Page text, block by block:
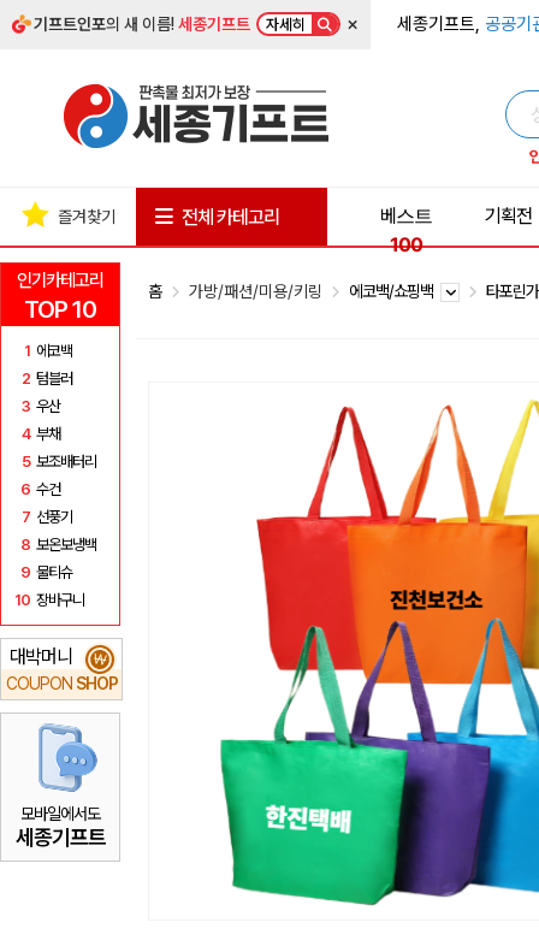
기프트인포의 새 이름!세종기프트 자세히 × 세종기프트, 공공기
인기카테고리
TOP 10
1 에코백
2 텀블러
3 우산
4 부채
5 보조배터리
6 수건
7 선풍기
8 보온보냉백
9 물티슈
10 장바구니
대박머니
COUPON SHOP
₩
모바일에서도
세종기프트
즐겨찾기 전체 카테고리
베스트
100
기획전
홈 가방/패션/미용/키링 에코백/쇼핑백 타포린